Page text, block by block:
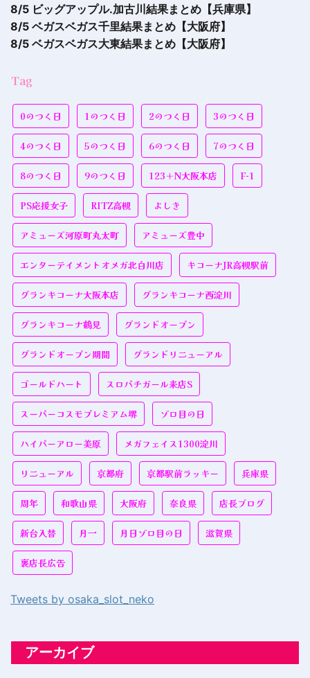
8/5 ビッグアップル.加古川結果まとめ【兵庫県】
8/5 ベガスベガス千里結果まとめ【大阪府】
8/5 ベガスベガス大東結果まとめ【大阪府】
Tag
0のつく日 1のつく日 2のつく日 3のつく日
4のつく日 5のつく日 6のつく日 7のつく日
8のつく日 9のつく日 123＋N大阪本店 F-1
PS応援女子 RITZ高槻 よしき
アミューズ河原町丸太町 アミューズ豊中
エンターテイメントオメガ北白川店 キコーナJR高槻駅前
グランキコーナ大阪本店 グランキコーナ西淀川
グランキコーナ鶴見 グランドオープン
グランドオープン期間 グランドリニューアル
ゴールドハート スロパチガール来店S
スーパーコスモプレミアム堺 ゾロ目の日
ハイパーアロー美原 メガフェイス1300淀川
リニューアル 京都府 京都駅前ラッキー 兵庫県
周年 和歌山県 大阪府 奈良県 店長ブログ
新台入替 月一 月日ゾロ目の日 滋賀県
裏店長広告
Tweets by osaka_slot_neko
アーカイブ